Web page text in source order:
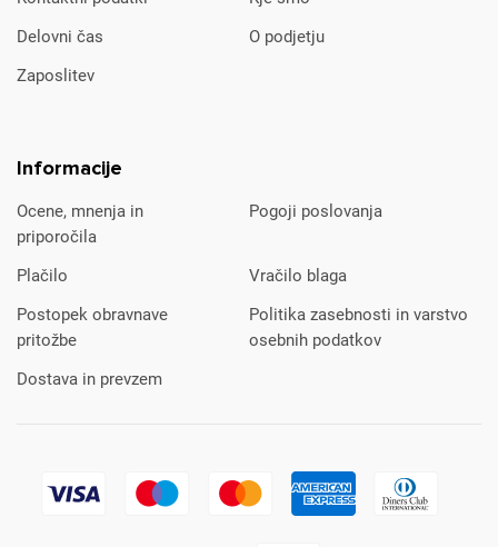
Delovni čas
O podjetju
Zaposlitev
Informacije
Ocene, mnenja in
priporočila
Pogoji poslovanja
Plačilo
Vračilo blaga
Postopek obravnave
pritožbe
Politika zasebnosti in varstvo
osebnih podatkov
Dostava in prevzem